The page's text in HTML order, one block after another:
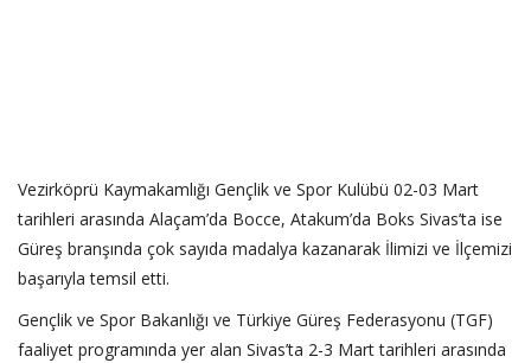
Vezirköprü Kaymakamlığı Gençlik ve Spor Kulübü 02-03 Mart
tarihleri arasında Alaçam’da Bocce, Atakum’da Boks Sivas’ta ise
Güreş branşında çok sayıda madalya kazanarak İlimizi ve İlçemizi
başarıyla temsil etti.
Gençlik ve Spor Bakanlığı ve Türkiye Güreş Federasyonu (TGF)
faaliyet programında yer alan Sivas’ta 2-3 Mart tarihleri arasında